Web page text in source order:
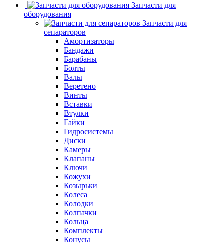
Запчасти для
оборудования
Запчасти для
сепараторов
Амортизаторы
Бандажи
Барабаны
Болты
Валы
Веретено
Винты
Вставки
Втулки
Гайки
Гидросистемы
Диски
Камеры
Клапаны
Ключи
Кожухи
Козырьки
Колеса
Колодки
Колпачки
Кольца
Комплекты
Конусы